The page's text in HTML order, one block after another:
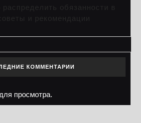
распределить обязанности в
и рекомендации
КОММЕНТАРИИ
просмотра.